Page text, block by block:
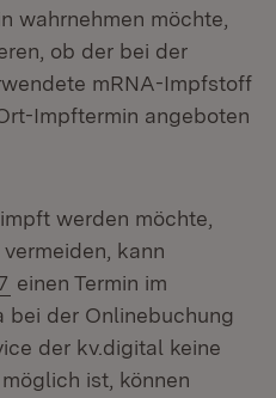
wahrnehmen möchte,
ob der bei der
mRNA-Impfstoff
Impftermin angeboten
werden möchte,
kann
(Öffnet in neuem Fenster)
einen Termin im
bei der Onlinebuchung
der kv.digital keine
ist, können